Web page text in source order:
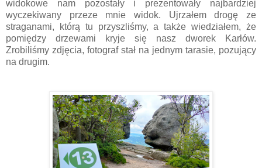
widokowe nam pozostały i prezentowały najbardziej
wyczekiwany przeze mnie widok. Ujrzałem drogę ze
straganami, którą tu przyszliśmy, a także wiedziałem, że
pomiędzy drzewami kryje się nasz dworek Karłów.
Zrobiliśmy zdjęcia, fotograf stał na jednym tarasie, pozujący
na drugim.